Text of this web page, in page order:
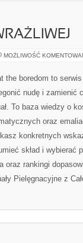
MOŻLIWOŚĆ
the boredom to
nudę i zamienić
To baza wiedzy o
oraz
konkretnych
skład i wybierać
rankingi
Pielęgnacyjne z